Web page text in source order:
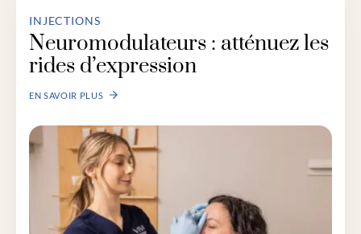
INJECTIONS
Neuromodulateurs : atténuez les
rides d’expression
EN SAVOIR PLUS